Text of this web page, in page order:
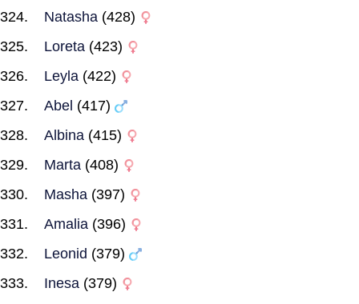
Natasha (428)
Loreta (423)
Leyla (422)
Abel (417)
Albina (415)
Marta (408)
Masha (397)
Amalia (396)
Leonid (379)
Inesa (379)